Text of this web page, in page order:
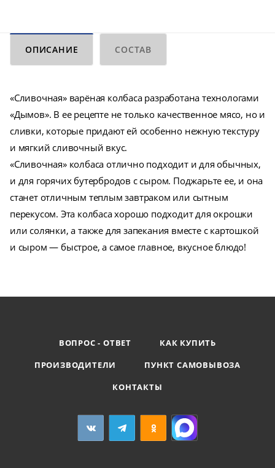
ОПИСАНИЕ СОСТАВ
«Сливочная» варёная колбаса разработана технологами
«Дымов». В ее рецепте не только качественное мясо, но и
сливки, которые придают ей особенно нежную текстуру
и мягкий сливочный вкус.
«Сливочная» колбаса отлично подходит и для обычных,
и для горячих бутербродов с сыром. Поджарьте ее, и она
станет отличным теплым завтраком или сытным
перекусом. Эта колбаса хорошо подходит для окрошки
или солянки, а также для запекания вместе с картошкой
и сыром — быстрое, а самое главное, вкусное блюдо!
ВОПРОС - ОТВЕТ
КАК КУПИТЬ
ПРОИЗВОДИТЕЛИ
ПУНКТ САМОВЫВОЗА
КОНТАКТЫ